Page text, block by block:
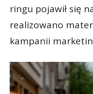
ringu pojawił się
realizowano
kampanii